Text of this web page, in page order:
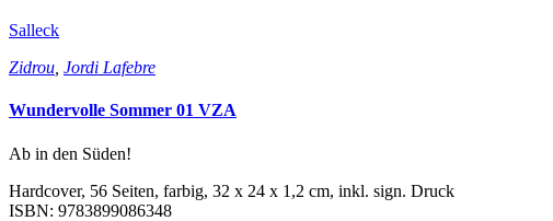
Salleck
Zidrou Jordi Lafebre
Wundervolle Sommer 01 VZA
Ab in den Süden!
Hardcover, 56 Seiten, farbig, 32 x 24 x 1,2 cm, inkl. sign. Druck
ISBN: 9783899086348